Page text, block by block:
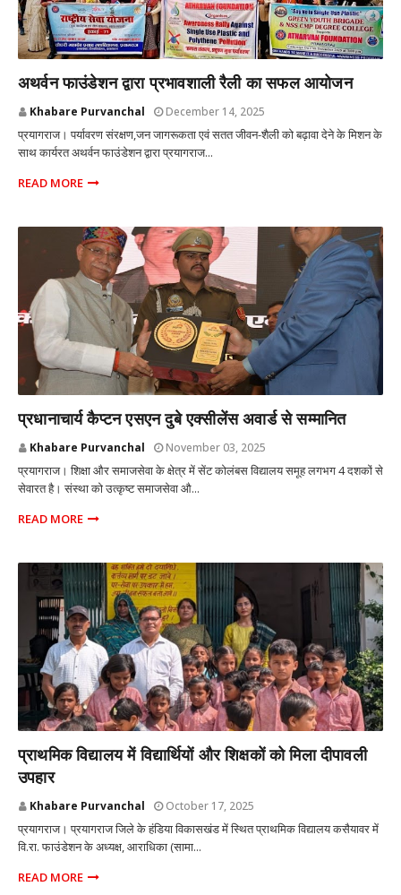
अथर्वन फाउंडेशन द्वारा प्रभावशाली रैली का सफल आयोजन
Khabare Purvanchal December 14, 2025
प्रयागराज। पर्यावरण संरक्षण,जन जागरूकता एवं सतत जीवन-शैली को बढ़ावा देने के मिशन के
साथ कार्यरत अथर्वन फाउंडेशन द्वारा प्रयागराज...
READ MORE
प्रधानाचार्य कैप्टन एसएन दुबे एक्सीलेंस अवार्ड से सम्मानित
Khabare Purvanchal November 03, 2025
प्रयागराज। शिक्षा और समाजसेवा के क्षेत्र में सेंट कोलंबस विद्यालय समूह लगभग 4 दशकों से
सेवारत है। संस्था को उत्कृष्ट समाजसेवा औ...
READ MORE
प्राथमिक विद्यालय में विद्यार्थियों और शिक्षकों को मिला दीपावली
उपहार
Khabare Purvanchal October 17, 2025
प्रयागराज। प्रयागराज जिले के हंडिया विकासखंड में स्थित प्राथमिक विद्यालय कसैयावर में
वि.रा. फाउंडेशन के अध्यक्ष, आराधिका (सामा...
READ MORE